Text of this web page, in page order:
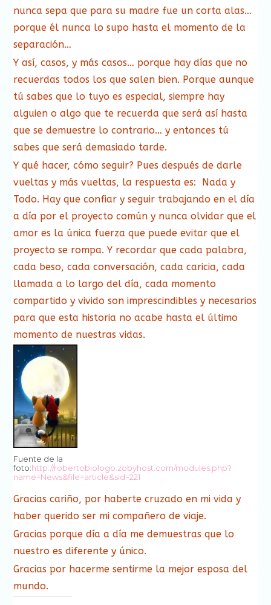
nunca sepa que para su madre fue un corta alas…
porque él nunca lo supo hasta el momento de la
separación…
Y así, casos, y más casos… porque hay días que no
recuerdas todos los que salen bien. Porque aunque
tú sabes que lo tuyo es especial, siempre hay
alguien o algo que te recuerda que será así hasta
que se demuestre lo contrario… y entonces tú
sabes que será demasiado tarde.
Y qué hacer, cómo seguir? Pues después de darle
vueltas y más vueltas, la respuesta es: Nada y
Todo. Hay que confiar y seguir trabajando en el día
a día por el proyecto común y nunca olvidar que el
amor es la única fuerza que puede evitar que el
proyecto se rompa. Y recordar que cada palabra,
cada beso, cada conversación, cada caricia, cada
llamada a lo largo del día, cada momento
compartido y vivido son imprescindibles y necesarios
para que esta historia no acabe hasta el último
momento de nuestras vidas.
Fuente de la
foto: http://robertobiologo.zobyhost.com/modules.php?
name=News&file=article&sid=221
Gracias cariño, por haberte cruzado en mi vida y
haber querido ser mi compañero de viaje.
Gracias porque día a día me demuestras que lo
nuestro es diferente y único.
Gracias por hacerme sentirme la mejor esposa del
mundo.